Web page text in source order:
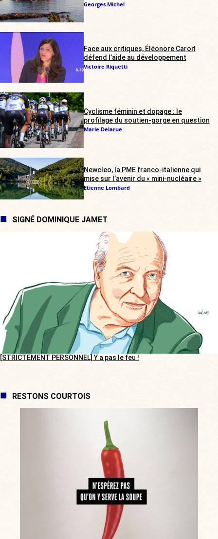
Georges Michel
Face aux critiques, Éléonore Caroit
défend l’aide au développement
Victoire Riquetti
Cyclisme féminin et dopage : le
profilage du soutien-gorge en question
Marie Delarue
Newcleo, la PME franco-italienne qui
mise sur l’avenir du « mini-nucléaire »
Etienne Lombard
SIGNÉ DOMINIQUE JAMET
[STRICTEMENT PERSONNEL] Y a pas le feu !
RESTONS COURTOIS